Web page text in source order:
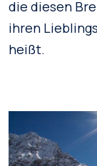
die diesen
ihren
heißt.